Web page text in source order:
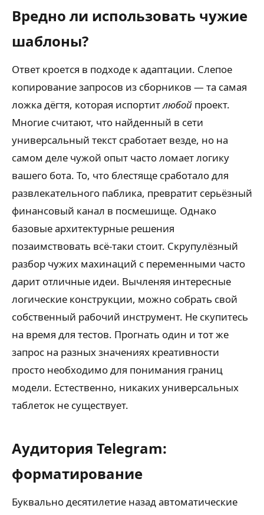
Вредно ли использовать чужие
шаблоны?
Ответ кроется в подходе к адаптации. Слепое
копирование запросов из сборников — та самая
ложка дёгтя, которая испортитлюбой проект.
Многие считают, что найденный в сети
универсальный текст сработает везде, но на
самом деле чужой опыт часто ломает логику
вашего бота. То, что блестяще сработало для
развлекательного паблика, превратит серьёзный
финансовый канал в посмешище. Однако
базовые архитектурные решения
позаимствовать всё-таки стоит. Скрупулёзный
разбор чужих махинаций с переменными часто
дарит отличные идеи. Вычленяя интересные
логические конструкции, можно собрать свой
собственный рабочий инструмент. Не скупитесь
на время для тестов. Прогнать один и тот же
запрос на разных значениях креативности
просто необходимо для понимания границ
модели. Естественно, никаких универсальных
таблеток не существует.
Аудитория Telegram:
форматирование
Буквально десятилетие назад автоматические